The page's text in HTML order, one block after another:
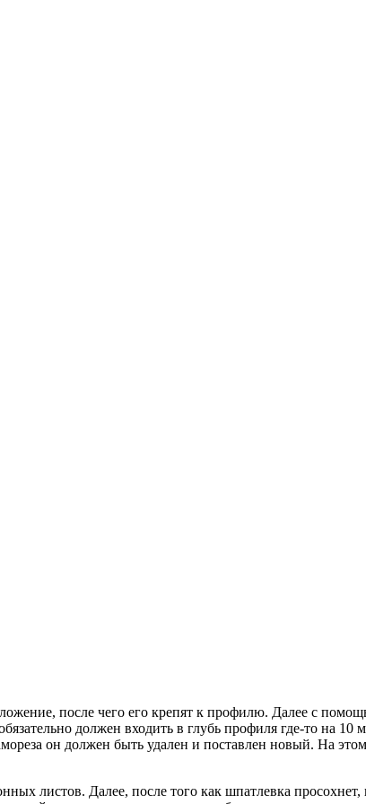
после чего его крепят к профилю. Далее с
должен входить в глубь профиля где-то на
он должен быть удален и поставлен новый. На
листов. Далее, после того как шпатлевка